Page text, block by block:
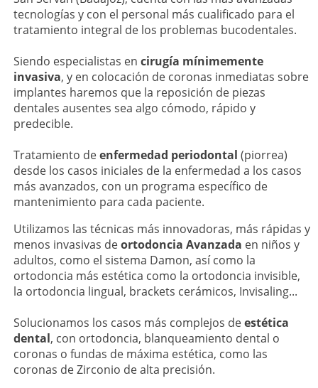
tecnologías y con el personal más cualificado para el
tratamiento integral de los problemas bucodentales.
Siendo especialistas en cirugía mínimemente
invasiva, y en colocación de coronas inmediatas sobre
implantes haremos que la reposición de piezas
dentales ausentes sea algo cómodo, rápido y
predecible.
Tratamiento deenfermedad periodontal (piorrea)
desde los casos iniciales de la enfermedad a los casos
más avanzados, con un programa específico de
mantenimiento para cada paciente.
Utilizamos las técnicas más innovadoras, más rápidas y
menos invasivas deortodoncia Avanzada en niños y
adultos, como el sistema Damon, así como la
ortodoncia más estética como la ortodoncia invisible,
la ortodoncia lingual, brackets cerámicos, Invisaling...
Solucionamos los casos más complejos deestética
dental, con ortodoncia, blanqueamiento dental o
coronas o fundas de máxima estética, como las
coronas de Zirconio de alta precisión.